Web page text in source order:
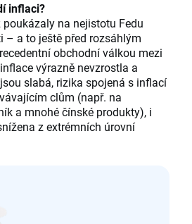
inflaci?
poukázaly na nejistotu Fedu
– a to ještě před rozsáhlým
obchodní válkou mezi
výrazně nevzrostla a
slabá, rizika spojená s inflací
clům (např. na
a mnohé čínské produkty), i
z extrémních úrovní